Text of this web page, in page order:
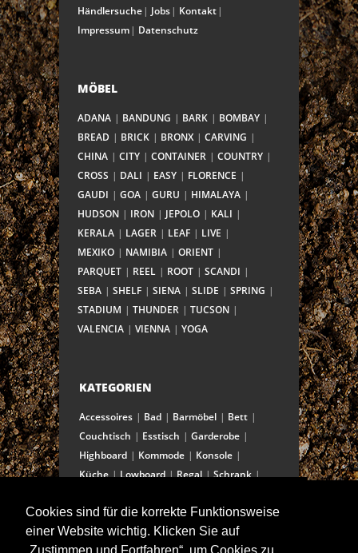
Cookies sind für die korrekte Funktionsweise
einer Website wichtig. Klicken Sie auf
Händlersuche
Jobs
Kontakt
Impressum
Datenschutz
MÖBEL
ADANA BANDUNG BARK
BOMBAY
BREAD
BRICK BRONX
CARVING
CHINA
CITY CONTAINER
COUNTRY
CROSS
DALI EASY
FLORENCE
GAUDI
GOA GURU
HIMALAYA
HUDSON
IRON JEPOLO
KALI
KERALA
LAGER LEAF
LIVE
MEXIKO
NAMIBIA
ORIENT
PARQUET
REEL ROOT
SCANDI
SEBA
SHELF SIENA SLIDE
SPRING
STADIUM
THUNDER
TUCSON
VALENCIA
VIENNA YOGA
KATEGORIEN
Accessoires Bad Barmöbel
Bett
Couchtisch
Esstisch
Garderobe
Highboard
Kommode
Konsole
Küche
Lowboard Regal
Schrank
Stuhl/Bank
Truhe
Vitrine
Wohnwand